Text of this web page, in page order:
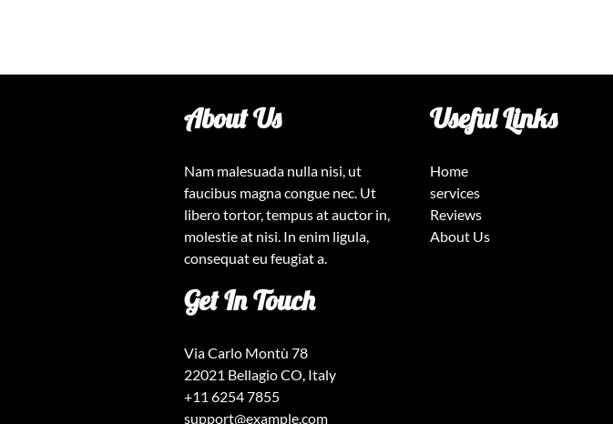
About Us
Nam malesuada nulla nisi, ut
faucibus magna congue nec. Ut
libero tortor, tempus at auctor in,
molestie at nisi. In enim ligula,
consequat eu feugiat a.
Useful Links
Home
services
Reviews
About Us
Get In Touch
Via Carlo Montù 78
22021 Bellagio CO, Italy
+11 6254 7855
support@example.com